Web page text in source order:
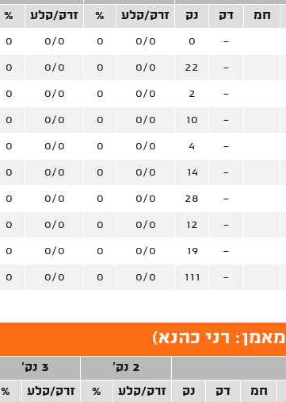
חמ דק נק זרק/קלע % זרק/קלע %
-
0
0/0
0
0/0
0
-
22
0/0
0
0/0
0
-
2
0/0
0
0/0
0
-
10
0/0
0
0/0
0
-
4
0/0
0
0/0
0
-
14
0/0
0
0/0
0
-
28
0/0
0
0/0
0
-
12
0/0
0
0/0
0
-
19
0/0
0
0/0
0
-
111
0/0
0
0/0
0
מאמן: רני כהנא)
2 נק' 3 נק'
חמ דק נק זרק/קלע % זרק/קלע %